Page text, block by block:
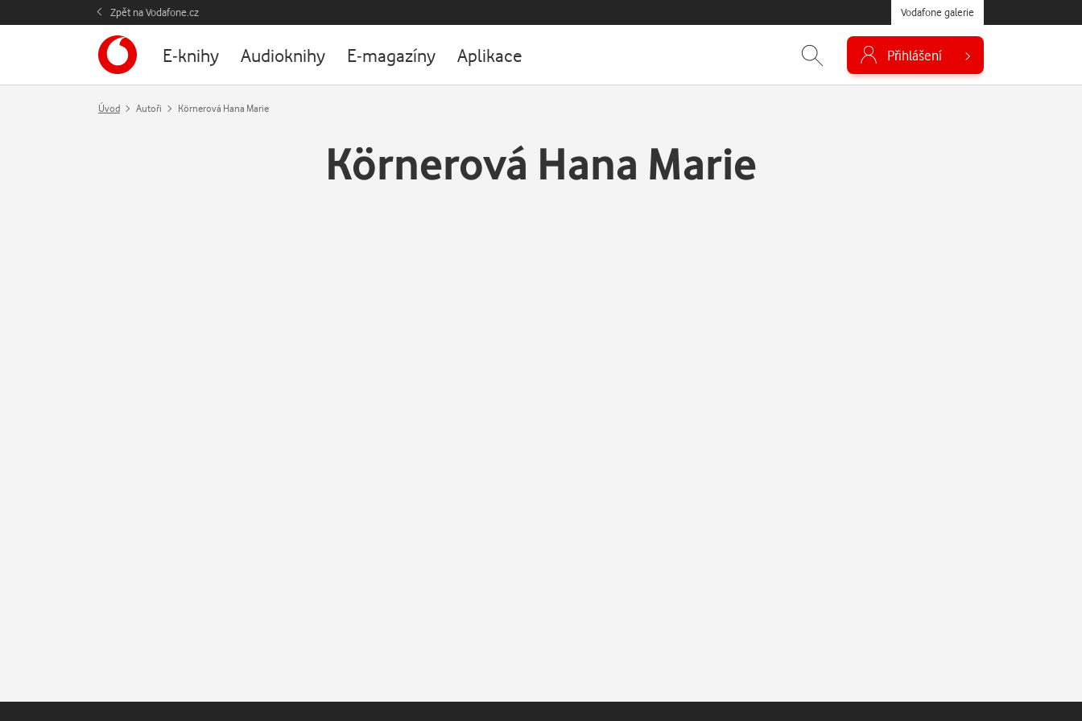
Zpět na Vodafone.cz Vodafone galerie
E-knihy Audioknihy E-magazíny Aplikace Přihlášení
Úvod Autoři Körnerová Hana Marie
Körnerová Hana Marie